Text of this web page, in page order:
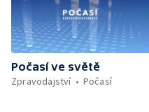
Počasí ve světě
Zpravodajství
Počasí